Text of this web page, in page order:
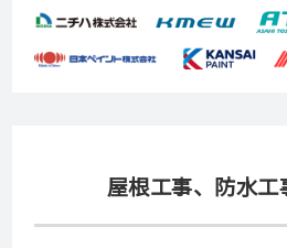
屋根工事、防水